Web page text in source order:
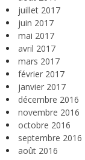
juillet 2017
juin 2017
mai 2017
avril 2017
mars 2017
février 2017
janvier 2017
décembre 2016
novembre 2016
octobre 2016
septembre 2016
août 2016